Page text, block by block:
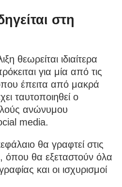
στη
θεωρείται ιδιαίτερα
για μία από τις
έπειτα από μακρά
ταυτοποιηθεί ο
ανώνυμου
media.
θα γραφτεί στις
όπου θα εξεταστούν όλα
και οι ισχυρισμοί